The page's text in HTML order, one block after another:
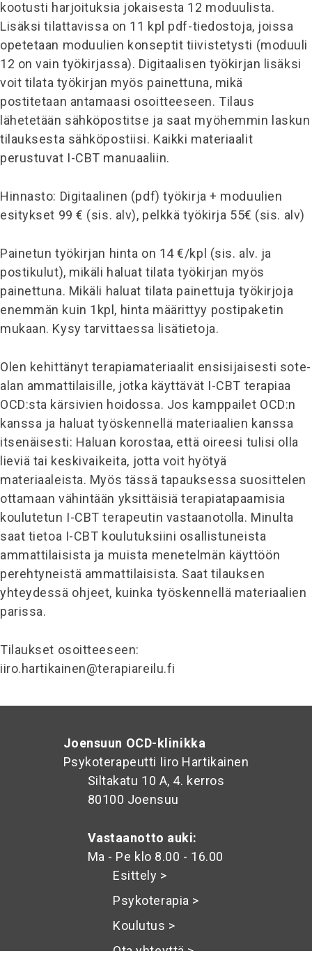
kootusti harjoituksia jokaisesta 12 moduulista.
Lisäksi tilattavissa on 11 kpl pdf-tiedostoja, joissa
opetetaan moduulien konseptit tiivistetysti (moduuli
12 on vain työkirjassa). Digitaalisen työkirjan lisäksi
voit tilata työkirjan myös painettuna, mikä
postitetaan antamaasi osoitteeseen. Tilaus
lähetetään sähköpostitse ja saat myöhemmin laskun
tilauksesta sähköpostiisi. Kaikki materiaalit
perustuvat I-CBT manuaaliin.
Hinnasto: Digitaalinen (pdf) työkirja + moduulien
esitykset 99 € (sis. alv), pelkkä työkirja 55€ (sis. alv)
Painetun työkirjan hinta on 14 €/kpl (sis. alv. ja
postikulut), mikäli haluat tilata työkirjan myös
painettuna. Mikäli haluat tilata painettuja työkirjoja
enemmän kuin 1kpl, hinta määrittyy postipaketin
mukaan. Kysy tarvittaessa lisätietoja.
Olen kehittänyt terapiamateriaalit ensisijaisesti sote-
alan ammattilaisille, jotka käyttävät I-CBT terapiaa
OCD:sta kärsivien hoidossa. Jos kamppailet OCD:n
kanssa ja haluat työskennellä materiaalien kanssa
itsenäisesti: Haluan korostaa, että oireesi tulisi olla
lieviä tai keskivaikeita, jotta voit hyötyä
materiaaleista. Myös tässä tapauksessa suosittelen
ottamaan vähintään yksittäisiä terapiatapaamisia
koulutetun I-CBT terapeutin vastaanotolla. Minulta
saat tietoa I-CBT koulutuksiini osallistuneista
ammattilaisista ja muista menetelmän käyttöön
perehtyneistä ammattilaisista. Saat tilauksen
yhteydessä ohjeet, kuinka työskennellä materiaalien
parissa.
Tilaukset osoitteeseen:
iiro.hartikainen@terapiareilu.fi
Joensuun OCD-klinikka
Psykoterapeutti Iiro Hartikainen
Siltakatu 10 A, 4. kerros
80100 Joensuu
Vastaanotto auki:
Ma - Pe klo 8.00 - 16.00
Esittely >
Psykoterapia >
Koulutus >